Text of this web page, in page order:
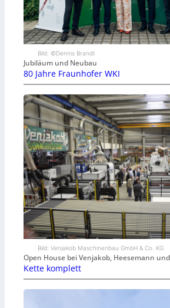
Bild: ©Dennis Brandt
Jubiläum und Neubau
80 Jahre Fraunhofer WKI
Bild: Venjakob Maschinenbau GmbH & Co. KG
Open House bei Venjakob, Heesemann
Kette komplett